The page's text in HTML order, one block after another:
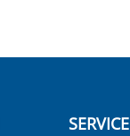
SERVICE